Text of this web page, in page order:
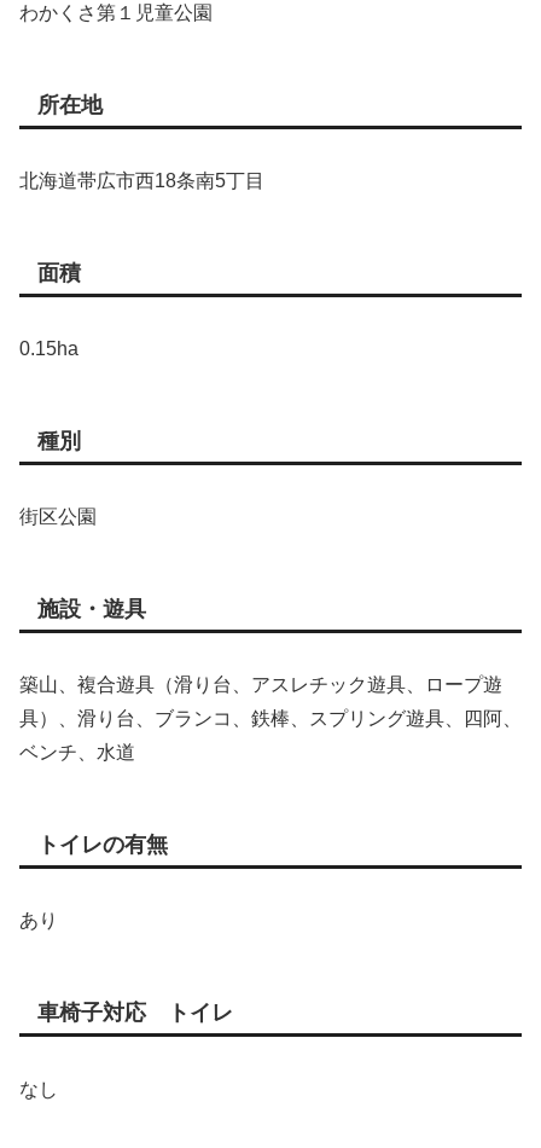
わかくさ第１児童公園
所在地
北海道帯広市西18条南5丁目
面積
0.15ha
種別
街区公園
施設・遊具
築山、複合遊具（滑り台、アスレチック遊具、ロープ遊
具）、滑り台、ブランコ、鉄棒、スプリング遊具、四阿、
ベンチ、水道
トイレの有無
あり
車椅子対応 トイレ
なし